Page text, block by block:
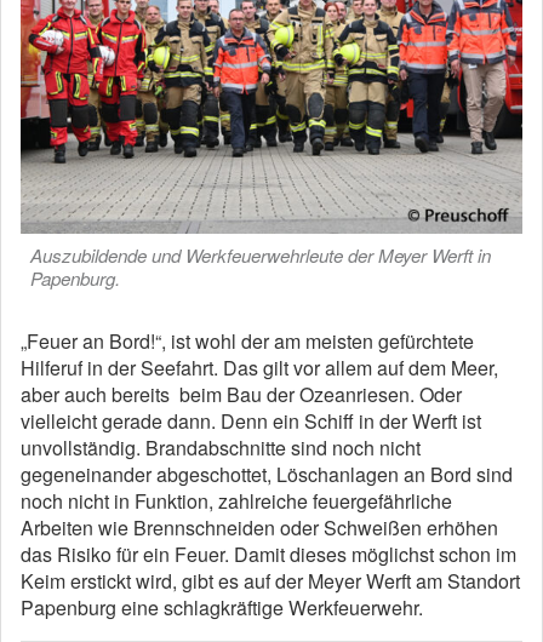
Auszubildende und Werkfeuerwehrleute der Meyer Werft in
Papenburg.
„Feuer an Bord!“, ist wohl der am meisten gefürchtete
Hilferuf in der Seefahrt. Das gilt vor allem auf dem Meer,
aber auch bereits beim Bau der Ozeanriesen. Oder
vielleicht gerade dann. Denn ein Schiff in der Werft ist
unvollständig. Brandabschnitte sind noch nicht
gegeneinander abgeschottet, Löschanlagen an Bord sind
noch nicht in Funktion, zahlreiche feuergefährliche
Arbeiten wie Brennschneiden oder Schweißen erhöhen
das Risiko für ein Feuer. Damit dieses möglichst schon im
Keim erstickt wird, gibt es auf der Meyer Werft am Standort
Papenburg eine schlagkräftige Werkfeuerwehr.